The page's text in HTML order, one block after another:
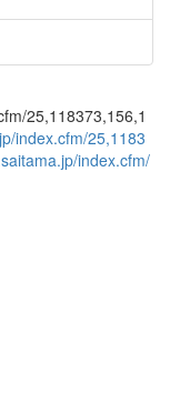
25,118373,156,1
index.cfm/25,1183
index.cfm/